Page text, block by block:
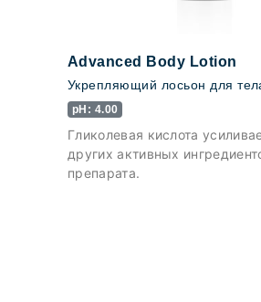
Advanced Body Lotion
Укрепляющий лосьон для
pH: 4.00
Гликолевая кислота
других активных
препарата.